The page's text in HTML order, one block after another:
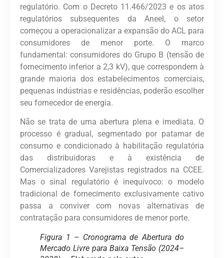
regulatório. Com o Decreto 11.466/2023 e os atos
regulatórios subsequentes da Aneel, o setor
começou a operacionalizar a expansão do ACL para
consumidores de menor porte. O marco
fundamental: consumidores do Grupo B (tensão de
fornecimento inferior a 2,3 kV), que correspondem à
grande maioria dos estabelecimentos comerciais,
pequenas indústrias e residências, poderão escolher
seu fornecedor de energia.
Não se trata de uma abertura plena e imediata. O
processo é gradual, segmentado por patamar de
consumo e condicionado à habilitação regulatória
das distribuidoras e à existência de
Comercializadores Varejistas registrados na CCEE.
Mas o sinal regulatório é inequívoco:o modelo
tradicional de fornecimento exclusivamente cativo
passa a conviver com novas alternativas de
contratação para consumidores de menor porte.
Figura 1 – Cronograma de Abertura do
Mercado Livre para Baixa Tensão (2024–